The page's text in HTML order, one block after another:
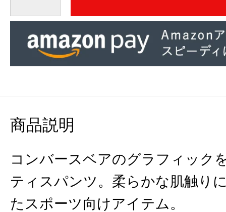
商品説明
コンバースベアのグラフィック
ティスパンツ。柔らかな肌触り
たスポーツ向けアイテム。